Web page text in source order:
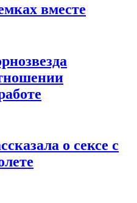
вместе
о сексе с